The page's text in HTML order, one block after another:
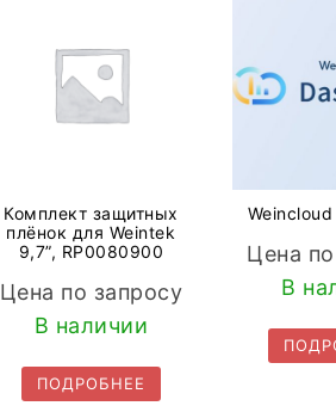
Комплект защитных
плёнок для Weintek
9,7”, RP0080900
Цена по запросу
В наличии
ПОДРОБНЕЕ
Цена
В